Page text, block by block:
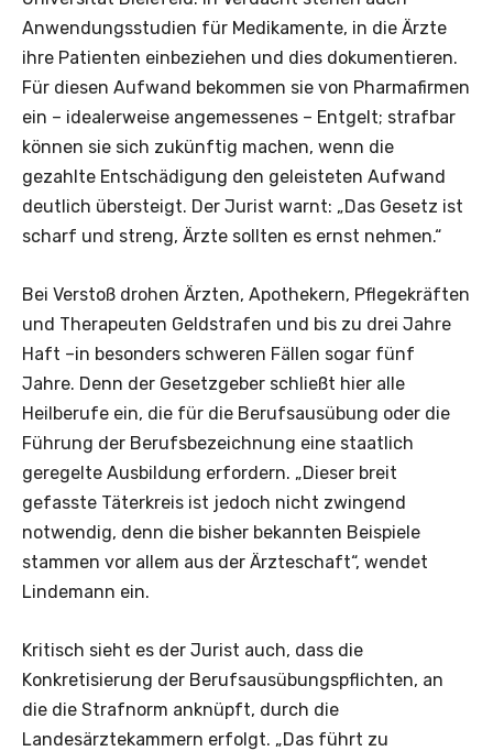
Anwendungsstudien für Medikamente, in die Ärzte
ihre Patienten einbeziehen und dies dokumentieren.
Für diesen Aufwand bekommen sie von Pharmafirmen
ein – idealerweise angemessenes – Entgelt; strafbar
können sie sich zukünftig machen, wenn die
gezahlte Entschädigung den geleisteten Aufwand
deutlich übersteigt. Der Jurist warnt: „Das Gesetz ist
scharf und streng, Ärzte sollten es ernst nehmen.“
Bei Verstoß drohen Ärzten, Apothekern, Pflegekräften
und Therapeuten Geldstrafen und bis zu drei Jahre
Haft –in besonders schweren Fällen sogar fünf
Jahre. Denn der Gesetzgeber schließt hier alle
Heilberufe ein, die für die Berufsausübung oder die
Führung der Berufsbezeichnung eine staatlich
geregelte Ausbildung erfordern. „Dieser breit
gefasste Täterkreis ist jedoch nicht zwingend
notwendig, denn die bisher bekannten Beispiele
stammen vor allem aus der Ärzteschaft“, wendet
Lindemann ein.
Kritisch sieht es der Jurist auch, dass die
Konkretisierung der Berufsausübungspflichten, an
die die Strafnorm anknüpft, durch die
Landesärztekammern erfolgt. „Das führt zu